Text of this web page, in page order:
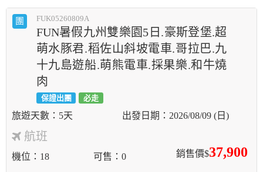
團 FUK05260809A
FUN暑假九州雙樂園5日.豪斯登堡.超
萌水豚君.稻佐山斜坡電車.哥拉巴.九
十九島遊船.萌熊電車.採果樂.和牛燒
肉
保證出團 必走
5天 2026/08/09 (日)
航班
銷售價$37,900
機位 18 可售 0